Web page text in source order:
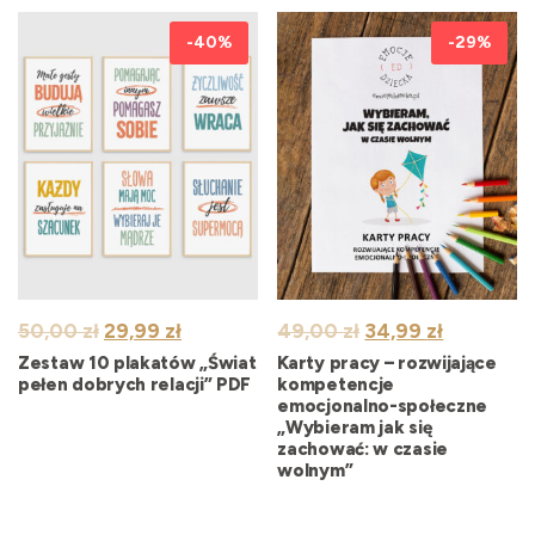
50,00zł Pierwotna
cena
wynosiła:
29,99 złAktualna
cena
wynosi:
-40%
Zestaw 10 plakatów „Świat
pełen dobrych relacji” PDF
49,00zł Pierwotna
cena
wynosiła:
49,00 zł.
34,99 złAktualna
cena
wynosi:
34,99 zł.
-29%
Karty pracy – rozwijające
kompetencje
emocjonalno-społeczne
„Wybieram jak się
zachować: w czasie
wolnym”